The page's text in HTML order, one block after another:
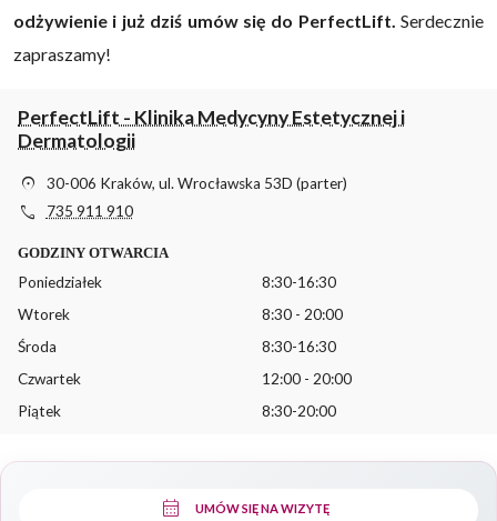
odżywienie i już dziś umów się do PerfectLift. Serdecznie
zapraszamy!
PerfectLift - Klinika Medycyny Estetycznej i
Dermatologii
location_on 30-006 Kraków, ul. Wrocławska 53D (parter)
phone 735 911 910
GODZINY OTWARCIA
Poniedziałek
8:30-16:30
Wtorek
8:30 - 20:00
Środa
8:30-16:30
Czwartek
12:00 - 20:00
Piątek
8:30-20:00
calendar_month UMÓW SIĘ NA WIZYTĘ